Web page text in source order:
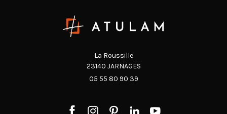
La Roussille
23140 JARNAGES
05 55 80 90 39